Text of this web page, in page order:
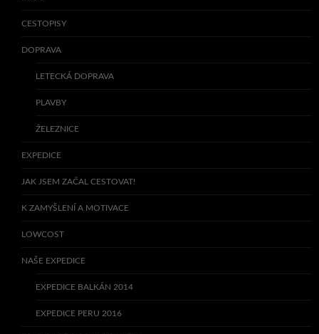
CESTOPISY
DOPRAVA
LETECKÁ DOPRAVA
PLAVBY
ŽELEZNICE
EXPEDICE
JAK JSEM ZAČAL CESTOVAT!
K ZAMYŠLENÍ A MOTIVACE
LOWCOST
NAŠE EXPEDICE
EXPEDICE BALKÁN 2014
EXPEDICE PERU 2016